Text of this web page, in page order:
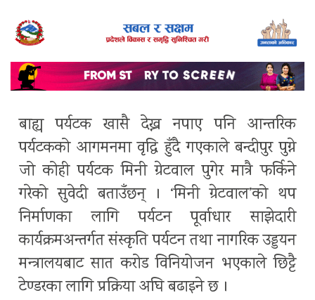
बाह्य पर्यटक खासै देख्न नपाए पनि आन्तरिक
पर्यटकको आगमनमा वृद्धि हुँदै गएकाले बन्दीपुर पुग्ने
जो कोही पर्यटक मिनी ग्रेटवाल पुगेर मात्रै फर्किने
गरेको सुवेदी बताउँछन् । ‘मिनी ग्रेटवाल’को थप
निर्माणका लागि पर्यटन पूर्वाधार साझेदारी
कार्यक्रमअन्तर्गत संस्कृति पर्यटन तथा नागरिक उड्डयन
मन्त्रालयबाट सात करोड विनियोजन भएकाले छिट्टै
टेण्डरका लागि प्रक्रिया अघि बढाइने छ ।